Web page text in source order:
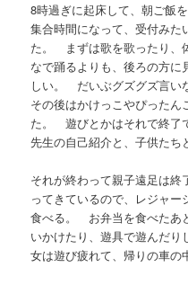
8時過ぎに起床して、朝ご飯
集合時間になって、受付みた
た。 まずは歌を歌ったり、
なで踊るよりも、後ろの方に
しい。 だいぶグズグズ言い
その後はかけっこやぴったん
た。 遊びとかはそれで終了
先生の自己紹介と、子供たち
それが終わって親子遠足は
ってきているので、レジャ
食べる。 お弁当を食べたあ
いかけたり、遊具で遊んだ
女は遊び疲れて、帰りの車の